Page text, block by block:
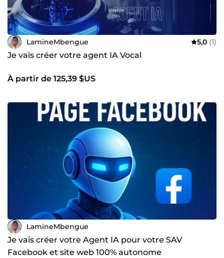
LamineMbengue 5,0 (1)
Je vais créer votre agent IA Vocal
À partir de 125,39 $US
LamineMbengue
Je vais créer votre Agent IA pour votre SAV
Facebook et site web 100% autonome